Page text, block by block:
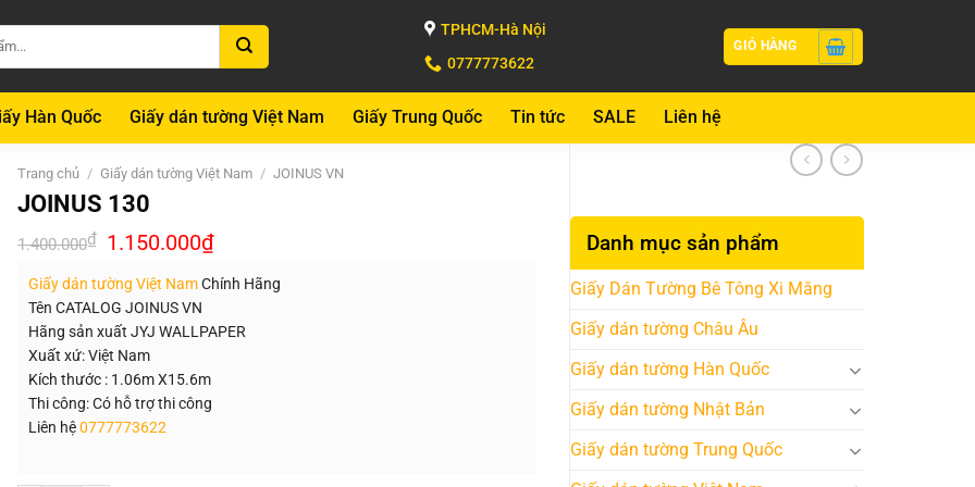
TPHCM-Hà Nội
0777773622
GIỎ HÀNG
Hàn Quốc Giấy dán tường Việt Nam Giấy Trung Quốc Tin tức SALE Liên hệ
Danh mục sản phẩm
Giấy Dán Tường Bê Tông Xi Măng
Giấy dán tường Châu Âu
Giấy dán tường Hàn Quốc
Giấy dán tường Nhật Bản
Giấy dán tường Trung Quốc
Trang chủ / Giấy dán tường Việt Nam / JOINUS VN
JOINUS 130
1.400.000₫ Giá
gốc
1.400.000₫.
1.150.000₫Giá
hiện
là:
Giấy dán tường Việt NamChính Hãng
Tên CATALOG JOINUS VN
Hãng sản xuất JYJ WALLPAPER
Xuất xứ: Việt Nam
Kích thước : 1.06m X15.6m
Thi công: Có hỗ trợ thi công
Liên hệ0777773622